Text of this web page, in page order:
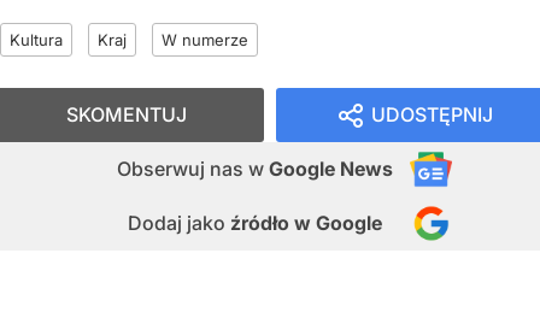
Kultura Kraj W numerze
UDOSTĘPNIJ
Obserwuj nas w Google News
Dodaj jako źródło w Google
SKOMENTUJ